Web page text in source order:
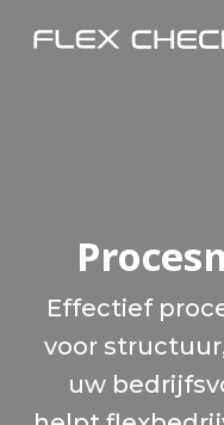
Effectief
voor
uw